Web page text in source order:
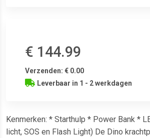
€ 144.99
Verzenden: € 0.00
Leverbaar in 1 - 2 werkdagen
Kenmerken: * Starthulp * Power Bank *
licht, SOS en Flash Light) De Dino